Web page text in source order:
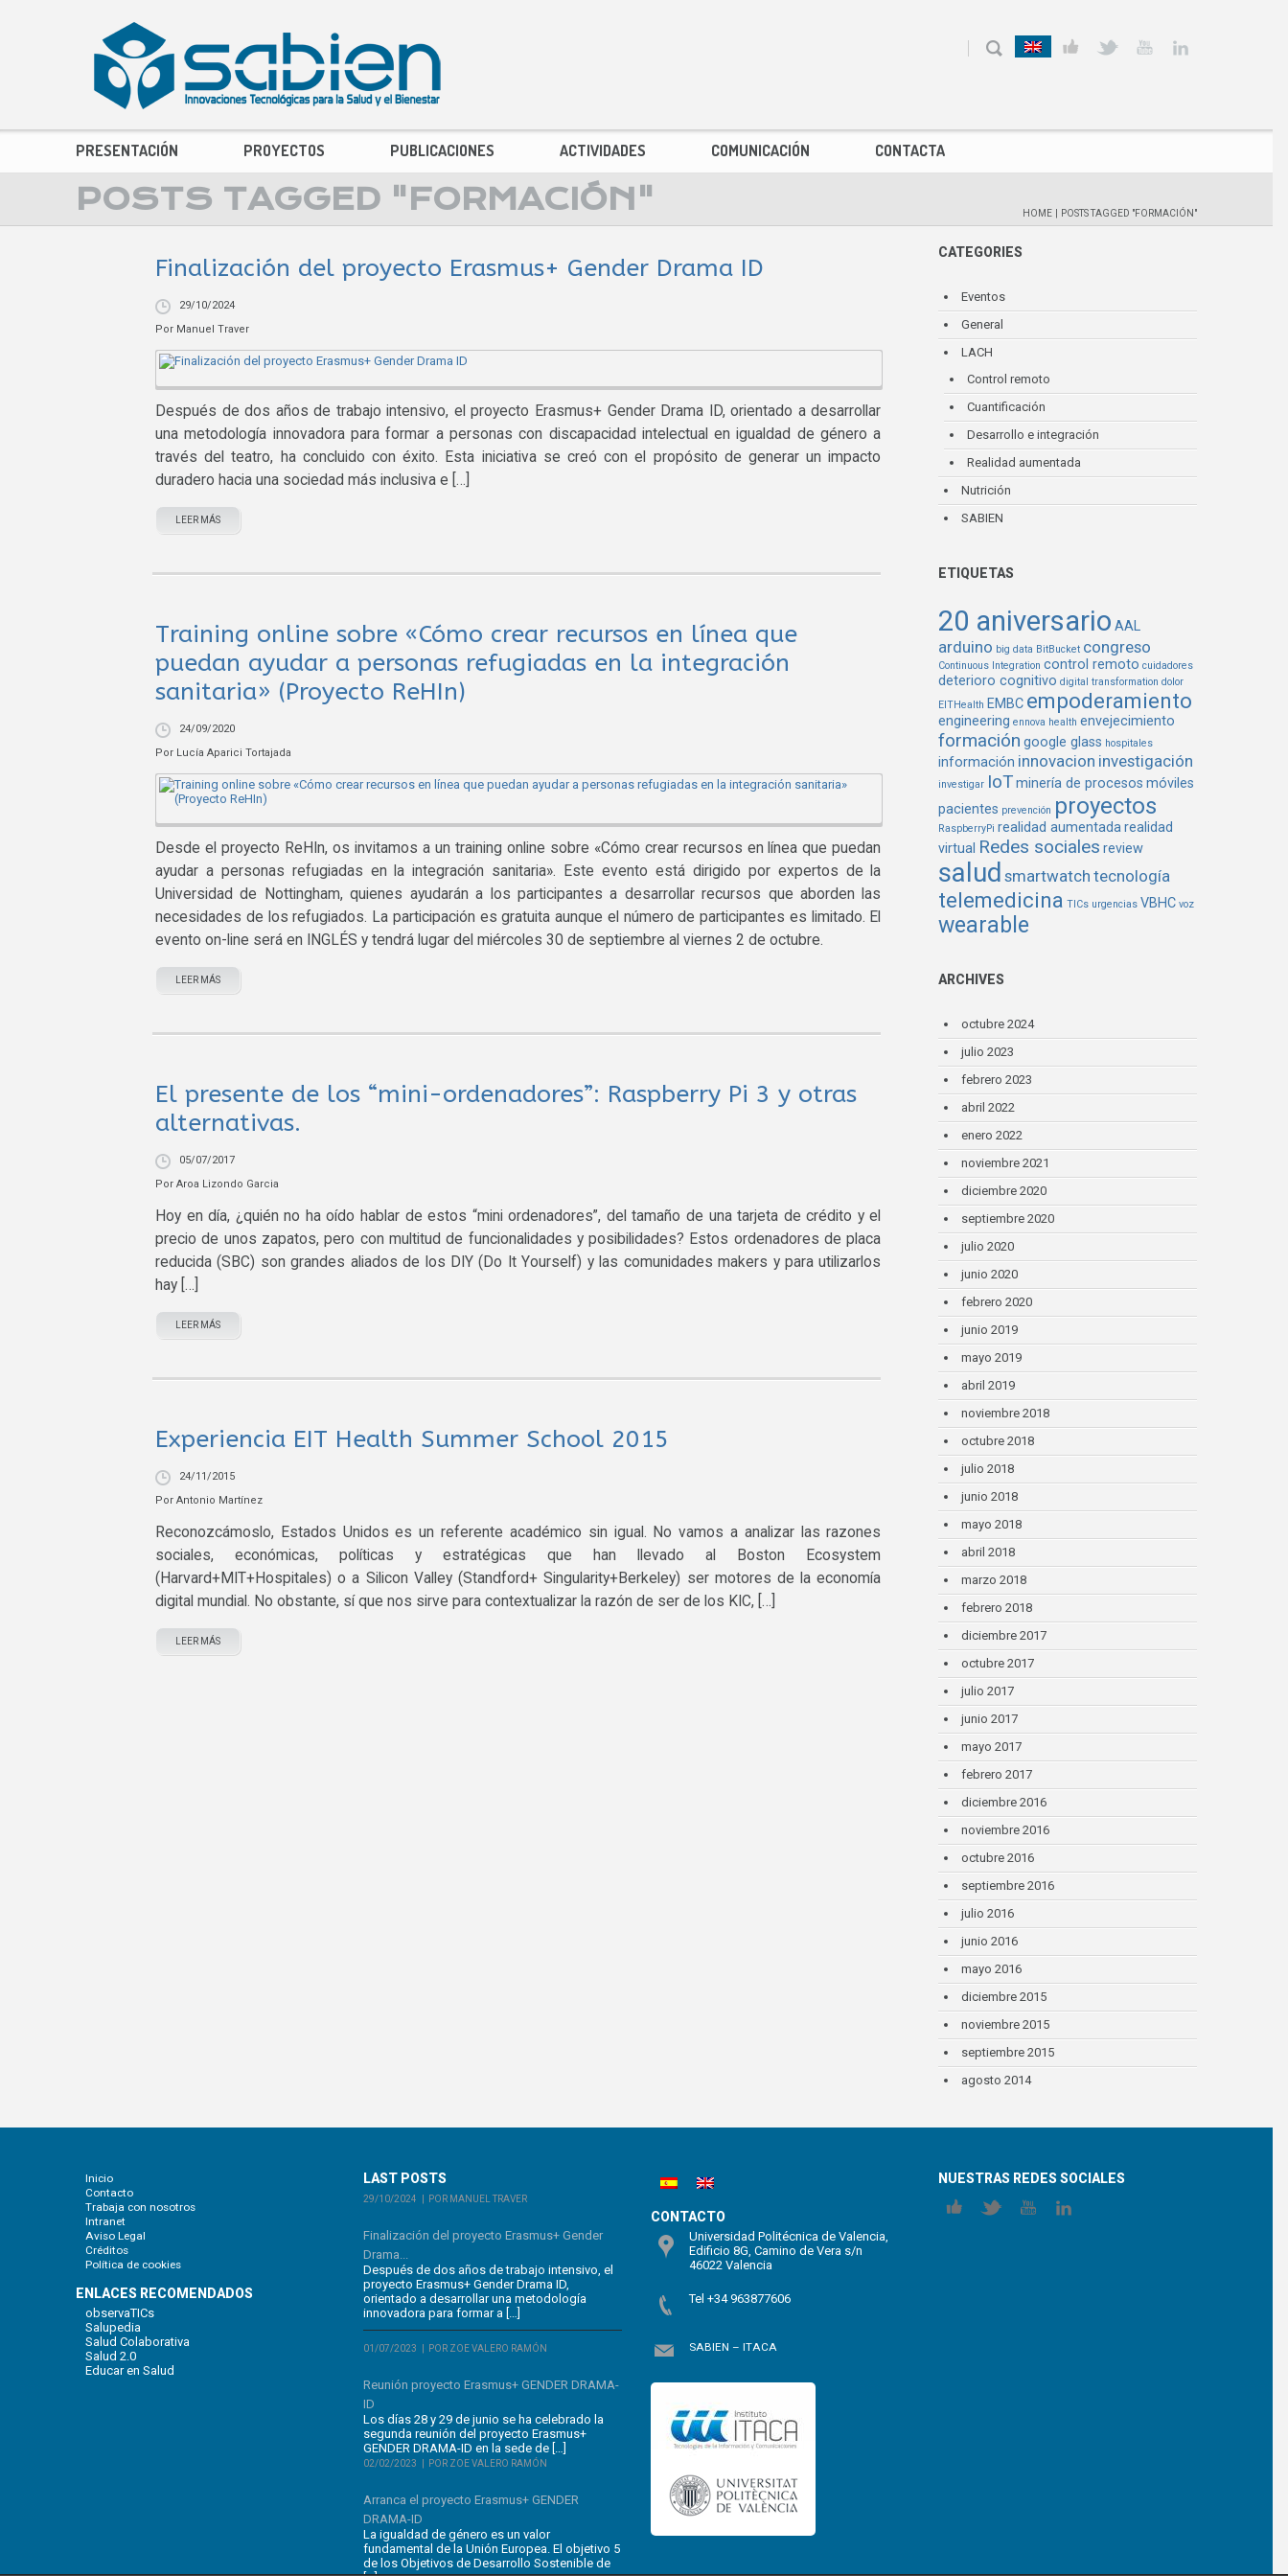
PRESENTACIÓN PROYECTOS PUBLICACIONES ACTIVIDADES COMUNICACIÓN CONTACTA
POSTS TAGGED "FORMACIÓN" HOME POSTS TAGGED "FORMACIÓN"
Finalización del proyecto Erasmus+ Gender Drama ID
29/10/2024
Por Manuel Traver
Después de dos años de trabajo intensivo, el proyecto Erasmus+ Gender Drama ID, orientado a desarrollar
una metodología innovadora para formar a personas con discapacidad intelectual en igualdad de género a
través del teatro, ha concluido con éxito. Esta iniciativa se creó con el propósito de generar un impacto
duradero hacia una sociedad más inclusiva e […]
LEER MÁS
Training online sobre «Cómo crear recursos en línea que
puedan ayudar a personas refugiadas en la integración
sanitaria» (Proyecto ReHIn)
24/09/2020
Por Lucía Aparici Tortajada
Desde el proyecto ReHIn, os invitamos a un training online sobre «Cómo crear recursos en línea que puedan
ayudar a personas refugiadas en la integración sanitaria». Este evento está dirigido por expertos de la
Universidad de Nottingham, quienes ayudarán a los participantes a desarrollar recursos que aborden las
necesidades de los refugiados. La participación es gratuita aunque el número de participantes es limitado. El
evento on-line será en INGLÉS y tendrá lugar del miércoles 30 de septiembre al viernes 2 de octubre.
LEER MÁS
El presente de los “mini-ordenadores”: Raspberry Pi 3 y otras
alternativas.
05/07/2017
Por Aroa Lizondo Garcia
Hoy en día, ¿quién no ha oído hablar de estos “mini ordenadores”, del tamaño de una tarjeta de crédito y el
precio de unos zapatos, pero con multitud de funcionalidades y posibilidades? Estos ordenadores de placa
reducida (SBC) son grandes aliados de los DIY (Do It Yourself) y las comunidades makers y para utilizarlos
hay […]
LEER MÁS
Experiencia EIT Health Summer School 2015
24/11/2015
Por Antonio Martínez
Reconozcámoslo, Estados Unidos es un referente académico sin igual. No vamos a analizar las razones
sociales, económicas, políticas y estratégicas que han llevado al Boston Ecosystem
(Harvard+MIT+Hospitales) o a Silicon Valley (Standford+ Singularity+Berkeley) ser motores de la economía
digital mundial. No obstante, sí que nos sirve para contextualizar la razón de ser de los KIC, […]
LEER MÁS
CATEGORIES
Eventos
General
LACH
Control remoto
Cuantificación
Desarrollo e integración
Realidad aumentada
Nutrición
SABIEN
ETIQUETAS
20 aniversario AAL
arduino big data BitBucket congreso
Continuous Integration control remoto cuidadores
deterioro cognitivo digital transformation dolor
EITHealth EMBC empoderamiento
engineering ennova health envejecimiento
formación google glass hospitales
información innovacion investigación
investigar IoTminería de procesos móviles
pacientes prevención proyectos
RaspberryPi realidad aumentadarealidad
virtual Redes sociales review
salud smartwatch tecnología
telemedicina TICs urgencias VBHC voz
wearable
ARCHIVES
octubre 2024
julio 2023
febrero 2023
abril 2022
enero 2022
noviembre 2021
diciembre 2020
septiembre 2020
julio 2020
junio 2020
febrero 2020
junio 2019
mayo 2019
abril 2019
noviembre 2018
octubre 2018
julio 2018
junio 2018
mayo 2018
abril 2018
marzo 2018
febrero 2018
diciembre 2017
octubre 2017
julio 2017
junio 2017
mayo 2017
febrero 2017
diciembre 2016
noviembre 2016
octubre 2016
septiembre 2016
julio 2016
junio 2016
mayo 2016
diciembre 2015
noviembre 2015
septiembre 2015
agosto 2014
Inicio
Contacto
Trabaja con nosotros
Intranet
Aviso Legal
Créditos
Política de cookies
ENLACES RECOMENDADOS
observaTICs
Salupedia
Salud Colaborativa
Salud 2.0
Educar en Salud
LAST POSTS
29/10/2024 POR MANUEL TRAVER
Finalización del proyecto Erasmus+ Gender
Drama...
Después de dos años de trabajo intensivo, el
proyecto Erasmus+ Gender Drama ID,
orientado a desarrollar una metodología
innovadora para formar a […]
01/07/2023 POR ZOE VALERO RAMÓN
Reunión proyecto Erasmus+ GENDER DRAMA-
ID
Los días 28 y 29 de junio se ha celebrado la
segunda reunión del proyecto Erasmus+
GENDER DRAMA-ID en la sede de […]
02/02/2023 POR ZOE VALERO RAMÓN
Arranca el proyecto Erasmus+ GENDER
DRAMA-ID
La igualdad de género es un valor
fundamental de la Unión Europea. El objetivo 5
de los Objetivos de Desarrollo Sostenible de
CONTACTO
Universidad Politécnica de Valencia,
Edificio 8G, Camino de Vera s/n
46022 Valencia
Tel +34 963877606
SABIEN – ITACA
NUESTRAS REDES SOCIALES